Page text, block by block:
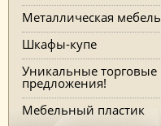
Металлическая мебель
Шкафы-купе
Уникальные торговые
предложения!
Мебельный пластик